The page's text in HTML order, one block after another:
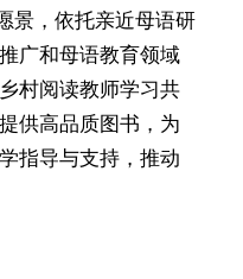
景，依托亲近母语研
广和母语教育领域
村阅读教师学习共
供高品质图书，为
指导与支持，推动